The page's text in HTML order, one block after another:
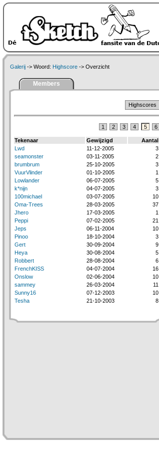
Galerij -> Woord: Highscore -> Overzicht
Members
Highscores
1 2 3 4 5 6
Tekenaar Gewijzigd
Aantal
Lwd
11-12-2005
3
seamonster
03-11-2005
2
brumbrum
25-10-2005
3
VuurVlinder
01-10-2005
1
Lowlander
06-07-2005
5
k*nijn
04-07-2005
3
100michael
03-07-2005
10
Oma-Trees
28-03-2005
37
Jhero
17-03-2005
1
Peppi
07-02-2005
21
Jeps
06-11-2004
10
Pinoo
18-10-2004
3
Gert
30-09-2004
9
Heya
30-08-2004
5
Robbert
28-08-2004
6
FrenchKISS
04-07-2004
16
Onslow
02-06-2004
10
sammey
26-03-2004
11
Sunny16
07-12-2003
10
Tesha
21-10-2003 8